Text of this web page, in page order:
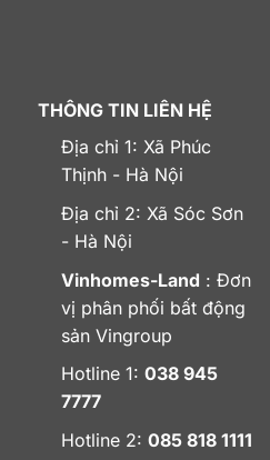
THÔNG TIN LIÊN HỆ
Địa chỉ 1: Xã Phúc
Thịnh - Hà Nội
Địa chỉ 2: Xã Sóc Sơn
- Hà Nội
Vinhomes-Land : Đơn
vị phân phối bất động
sản Vingroup
Hotline 1: 038 945
7777
Hotline 2: 085 818 1111